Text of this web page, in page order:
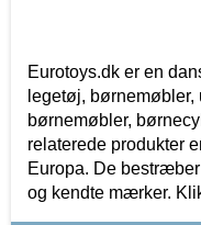
Eurotoys.dk er en
legetøj,
børnemøbler,
relaterede produkter
Europa. De
og kendte mærker.